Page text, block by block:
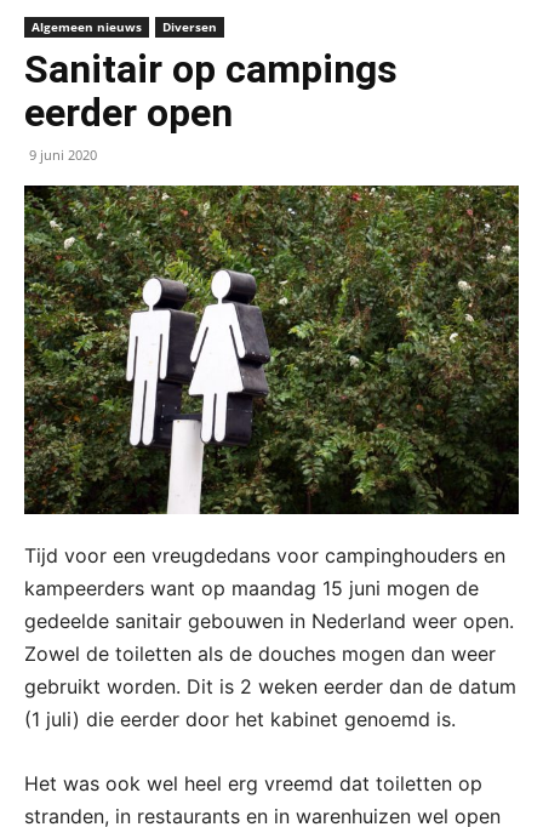
Algemeen nieuws Diversen
Sanitair op campings
eerder open
9 juni 2020
Tijd voor een vreugdedans voor campinghouders en
kampeerders want op maandag 15 juni mogen de
gedeelde sanitair gebouwen in Nederland weer open.
Zowel de toiletten als de douches mogen dan weer
gebruikt worden. Dit is 2 weken eerder dan de datum
(1 juli) die eerder door het kabinet genoemd is.
Het was ook wel heel erg vreemd dat toiletten op
stranden, in restaurants en in warenhuizen wel open